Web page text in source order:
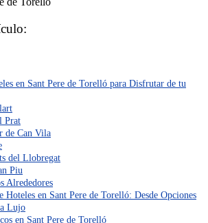
en Sant Pere de Torelló para Disfrutar de tu
Prat
de Can Vila
del Llobregat
Piu
Alrededores
Hoteles en Sant Pere de Torelló: Desde Opciones
Lujo
en Sant Pere de Torelló